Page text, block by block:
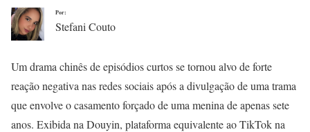
Por:
Stefani Couto
Um drama chinês de episódios curtos se tornou alvo de forte
reação negativa nas redes sociais após a divulgação de uma trama
que envolve o casamento forçado de uma menina de apenas sete
anos. Exibida na Douyin, plataforma equivalente ao TikTok na